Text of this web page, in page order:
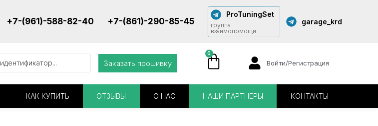
+7-(961)-588-82-40 +7-(861)-290-85-45
ProTuningSet
группа
взаимопомощи
garage_krd
Заказать прошивку
0
Войти/Регистрация
КАК КУПИТЬ ОТЗЫВЫ О НАС НАШИ ПАРТНЕРЫ КОНТАКТЫ